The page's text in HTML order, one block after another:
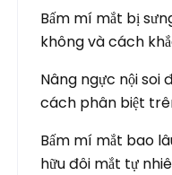
Bấm mí mắt bị
không và cách
Nâng ngực nội soi
cách phân biệt
Bấm mí mắt bao
hữu đôi mắt tự